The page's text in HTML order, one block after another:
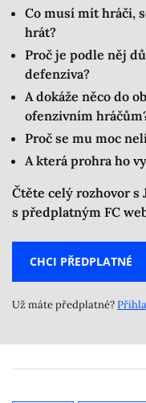
Co musí mít hráči,
hrát?
Proč je podle něj
defenziva?
A dokáže něco do
ofenzivním
Proč se mu moc
A která prohra ho
Čtěte celý rozhovor
s předplatným FC
CHCI PŘEDPLATNÉ
Už máte předplatné?